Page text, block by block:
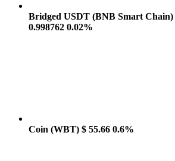
Bridged USDT (BNB Smart Chain)
0.998762 0.02%
Coin (WBT) $ 55.66 0.6%